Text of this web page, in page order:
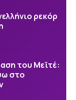
ρεκόρ
του Μεϊτέ:
στο